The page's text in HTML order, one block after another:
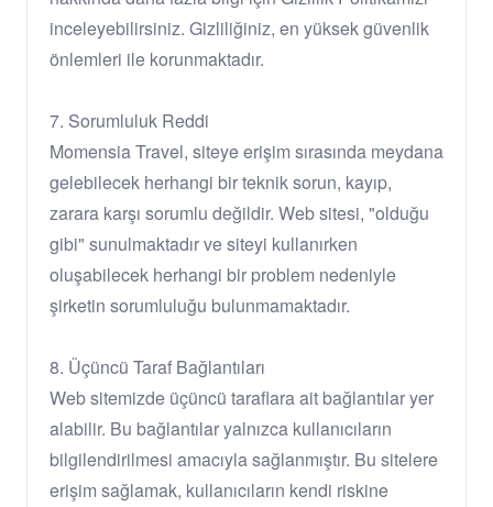
inceleyebilirsiniz. Gizliliğiniz, en yüksek güvenlik
önlemleri ile korunmaktadır.
7. Sorumluluk Reddi
Momensia Travel, siteye erişim sırasında meydana
gelebilecek herhangi bir teknik sorun, kayıp,
zarara karşı sorumlu değildir. Web sitesi, "olduğu
gibi" sunulmaktadır ve siteyi kullanırken
oluşabilecek herhangi bir problem nedeniyle
şirketin sorumluluğu bulunmamaktadır.
8. Üçüncü Taraf Bağlantıları
Web sitemizde üçüncü taraflara ait bağlantılar yer
alabilir. Bu bağlantılar yalnızca kullanıcıların
bilgilendirilmesi amacıyla sağlanmıştır. Bu sitelere
erişim sağlamak, kullanıcıların kendi riskine